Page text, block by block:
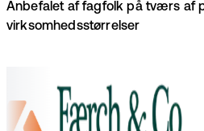
Anbefalet af fagfolk på tværs af
virksomhedsstørrelser